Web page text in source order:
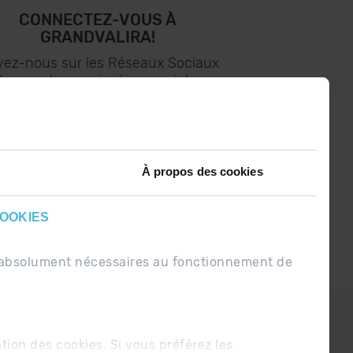
À propos des cookies
nécessaires au fonctionnement de
des cookies. Si vous préférez les
CONNECTEZ-VOUS À
GRANDVALIRA!
nous sur les Réseaux Sociaux
soyez le premier à recevoir les